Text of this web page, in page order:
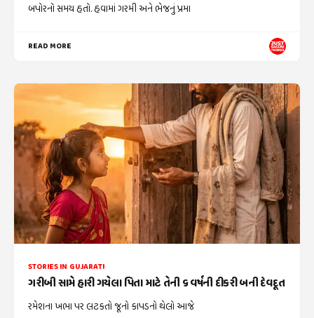
બપોરનો સમય હતો. હવામાં ગરમી અને ભેજનું પ્રમા
READ MORE
STORIES IN GUJARATI
ગરીબી સામે હારી ગયેલા પિતા માટે તેની ૬ વર્ષની દીકરી બની દેવદૂત
રમેશના ખભા પર લટકતો જૂનો કાપડનો થેલો આજે